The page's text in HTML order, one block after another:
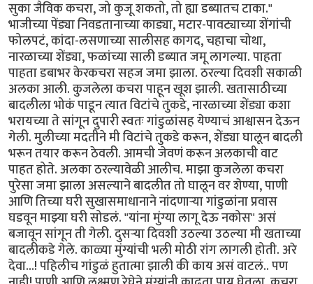
सुका जैविक कचरा, जो कुजू शकतो, तो ह्या डब्यातच टाका."
भाजीच्या पेंड्या निवडतानाच्या काड्या, मटार-पावट्याच्या शेंगांची
फोलपटं, कांदा-लसणाच्या सालीसह कागद, चहाचा चोथा,
नारळाच्या शेंड्या, फळांच्या साली डब्यात जमू लागल्या. पाहता
पाहता डबाभर केरकचरा सहज जमा झाला. ठरल्या दिवशी सकाळी
अलका आली. कुजलेला कचरा पाहून खूश झाली. खतासाठीच्या
बादलीला भोकं पाडून त्यात विटांचे तुकडे, नारळाच्या शेंड्या कशा
भरायच्या ते सांगून दुपारी स्वतः गांडुळांसह येण्याचं आश्वासन देऊन
गेली. मुलीच्या मदतीने मी विटांचे तुकडे करून, शेंड्या घालून बादली
भरून तयार करून ठेवली. आमची जेवणं करून अलकाची वाट
पाहत होते. अलका ठरल्यावेळी आलीच. माझा कुजलेला कचरा
पुरेसा जमा झाला असल्याने बादलीत तो घालून वर शेण्या, पाणी
आणि तिच्या घरी सुखासमाधानाने नांदणाऱ्या गांडुळांना प्रवास
घडवून माझ्या घरी सोडलं. "यांना मुंग्या लागू देऊ नकोस" असं
बजावून सांगून ती गेली. दुसऱ्या दिवशी उठल्या उठल्या मी खताच्या
बादलीकडे गेले. काळ्या मुंग्यांची भली मोठी रांग लागली होती. अरे
देवा...! पहिलीच गांडुळं हुतात्मा झाली की काय असं वाटलं.. पण